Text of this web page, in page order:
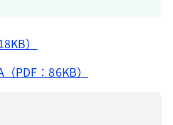
）
PDF：86KB）